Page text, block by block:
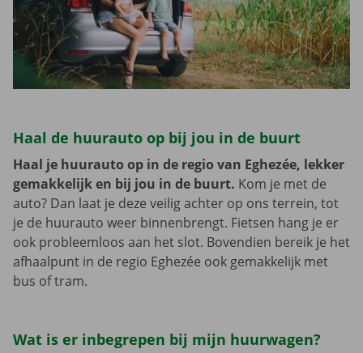
Haal de huurauto op bij jou in de buurt
Haal je huurauto op in de regio van Eghezée, lekker
gemakkelijk en bij jou in de buurt. Kom je met de
auto? Dan laat je deze veilig achter op ons terrein, tot
je de huurauto weer binnenbrengt. Fietsen hang je er
ook probleemloos aan het slot. Bovendien bereik je het
afhaalpunt in de regio Eghezée ook gemakkelijk met
bus of tram.
Wat is er inbegrepen bij mijn huurwagen?